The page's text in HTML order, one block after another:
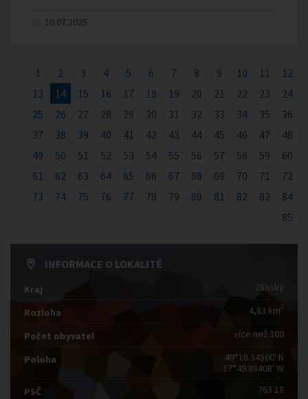
10.07.2025
1 2 3 4 5 6 7 8 9 10 11
12
13
14 15 16 17 18 19 20 21 22 23
24
25
26 27 28 29 30 31 32 33 34 35
36
37
38 39 40 41 42 43 44 45 46 47
48
49
50 51 52 53 54 55 56 57 58 59
60
61
62 63 64 65 66 67 68 69 70 71
72
73
74 75 76 77 78 79 80 81 82 83
84
85
INFORMACE O LOKALITĚ
Kraj Zlínský
Rozloha 4,83 km2
Počet obyvatel více než 300
Poloha
49°18.34560' N
17°49.88408' W
PSČ
763 18